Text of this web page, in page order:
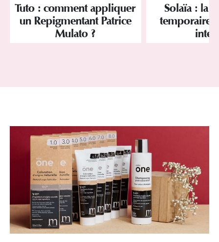
Tuto : comment appliquer
un Repigmentant Patrice
Mulato ?
Solaïa : la
temporaire